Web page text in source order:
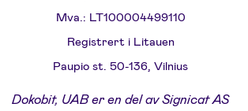
Mva.: LT100004499110
Registrert i Litauen
Paupio st. 50-136, Vilnius
Dokobit, UAB er en del av Signicat AS